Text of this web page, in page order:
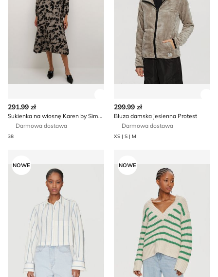
291.99 zł
Sukienka na wiosnę Karen by Simonsen
Darmowa dostawa
38
299.99 zł
Bluza damska jesienna Protest
Darmowa dostawa
XS | S | M
NOWE NOWE